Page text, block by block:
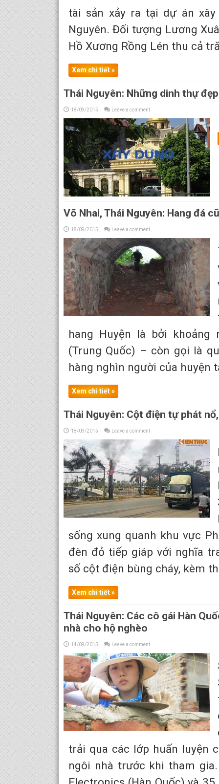
tài sản xảy ra tại dự án xây
Nguyên. Đối tượng Lương
Hồ Xương Rồng Lén thu cả
Xem chi tiết »
Thái Nguyên: Những dinh thự đẹp
18/09/2015 Leave a comment
Võ Nhai, Thái Nguyên: Hang đá
18/09/2015 Leave a comment
hang Huyện là bởi
(Trung Quốc) – còn gọi là
hàng nghìn người của huyện
Xem chi tiết »
Thái Nguyên: Cột điện tự phát
18/09/2015 Leave a comment
sống xung quanh khu vực
đèn đỏ tiếp giáp với nghĩa
số cột điện bùng cháy, kèm
Xem chi tiết »
Thái Nguyên: Các cô gái Hàn
nhà cho hộ nghèo
14/09/2015 Leave a comment
trải qua các lớp huấn luyện
ngôi nhà trước khi tham